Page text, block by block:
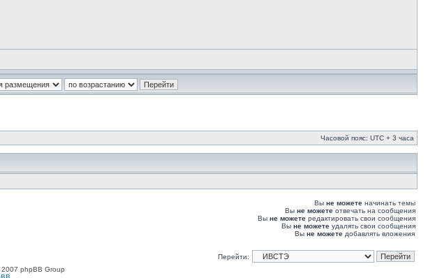
Часовой пояс: UTC + 3 часа
Вы не можете начинать темы
Вы не можете отвечать на сообщения
Вы не можете редактировать свои сообщения
Вы не можете удалять свои сообщения
Вы не можете добавлять вложения
Перейти:
phpBB Group